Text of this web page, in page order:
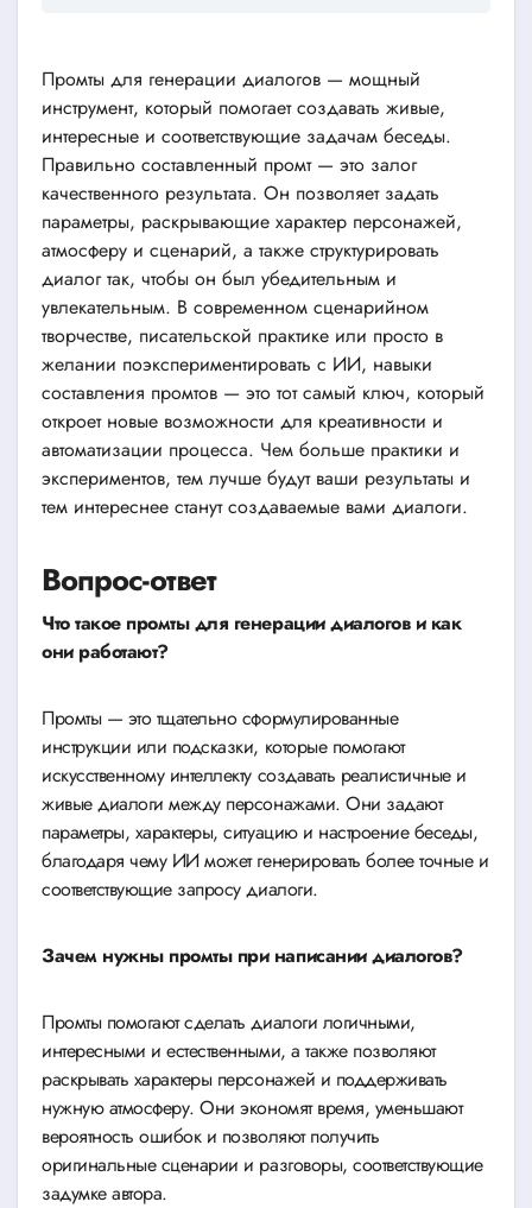
Промты для генерации диалогов — мощный
инструмент, который помогает создавать живые,
интересные и соответствующие задачам беседы.
Правильно составленный промт — это залог
качественного результата. Он позволяет задать
параметры, раскрывающие характер персонажей,
атмосферу и сценарий, а также структурировать
диалог так, чтобы он был убедительным и
увлекательным. В современном сценарийном
творчестве, писательской практике или просто в
желании поэкспериментировать с ИИ, навыки
составления промтов — это тот самый ключ, который
откроет новые возможности для креативности и
автоматизации процесса. Чем больше практики и
экспериментов, тем лучше будут ваши результаты и
тем интереснее станут создаваемые вами диалоги.
Вопрос-ответ
Что такое промты для генерации диалогов и как
они работают?
Промты — это тщательно сформулированные
инструкции или подсказки, которые помогают
искусственному интеллекту создавать реалистичные и
живые диалоги между персонажами. Они задают
параметры, характеры, ситуацию и настроение беседы,
благодаря чему ИИ может генерировать более точные и
соответствующие запросу диалоги.
Зачем нужны промты при написании диалогов?
Промты помогают сделать диалоги логичными,
интересными и естественными, а также позволяют
раскрывать характеры персонажей и поддерживать
нужную атмосферу. Они экономят время, уменьшают
вероятность ошибок и позволяют получить
оригинальные сценарии и разговоры, соответствующие
задумке автора.